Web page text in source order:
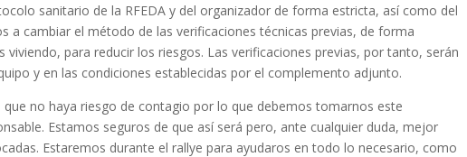
sanitario de la RFEDA y del organizador de forma estricta, así como del
a cambiar el método de las verificaciones técnicas previas, de forma
para reducir los riesgos. Las verificaciones previas, por tanto, serán
y en las condiciones establecidas por el complemento adjunto.
no haya riesgo de contagio por lo que debemos tomarnos este
Estamos seguros de que así será pero, ante cualquier duda, mejor
Estaremos durante el rallye para ayudaros en todo lo necesario, como